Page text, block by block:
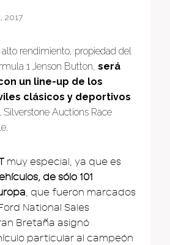
2017
rendimiento, propiedad del
1 Jenson Button, será
un line-up de los
clásicos y deportivos
Silverstone Auctions Race
muy especial, ya que es
de sólo 101
, que fueron marcados
National Sales
Bretaña asignó
particular al campeón